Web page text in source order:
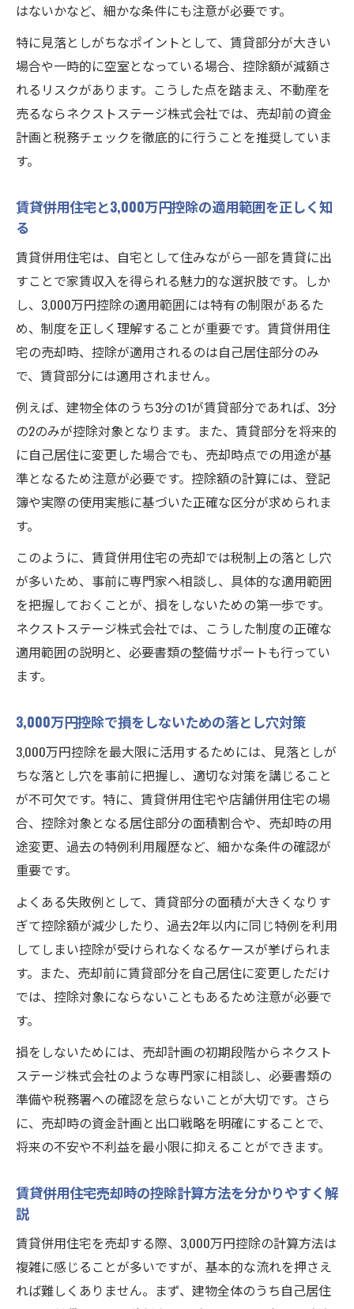
はないかなど、細かな条件にも注意が必要です。
特に見落としがちなポイントとして、賃貸部分が大きい
場合や一時的に空室となっている場合、控除額が減額さ
れるリスクがあります。こうした点を踏まえ、不動産を
売るならネクストステージ株式会社では、売却前の資金
計画と税務チェックを徹底的に行うことを推奨していま
す。
賃貸併用住宅と3,000万円控除の適用範囲を正しく知
る
賃貸併用住宅は、自宅として住みながら一部を賃貸に出
すことで家賃収入を得られる魅力的な選択肢です。しか
し、3,000万円控除の適用範囲には特有の制限があるた
め、制度を正しく理解することが重要です。賃貸併用住
宅の売却時、控除が適用されるのは自己居住部分のみ
で、賃貸部分には適用されません。
例えば、建物全体のうち3分の1が賃貸部分であれば、3分
の2のみが控除対象となります。また、賃貸部分を将来的
に自己居住に変更した場合でも、売却時点での用途が基
準となるため注意が必要です。控除額の計算には、登記
簿や実際の使用実態に基づいた正確な区分が求められま
す。
このように、賃貸併用住宅の売却では税制上の落とし穴
が多いため、事前に専門家へ相談し、具体的な適用範囲
を把握しておくことが、損をしないための第一歩です。
ネクストステージ株式会社では、こうした制度の正確な
適用範囲の説明と、必要書類の整備サポートも行ってい
ます。
3,000万円控除で損をしないための落とし穴対策
3,000万円控除を最大限に活用するためには、見落としが
ちな落とし穴を事前に把握し、適切な対策を講じること
が不可欠です。特に、賃貸併用住宅や店舗併用住宅の場
合、控除対象となる居住部分の面積割合や、売却時の用
途変更、過去の特例利用履歴など、細かな条件の確認が
重要です。
よくある失敗例として、賃貸部分の面積が大きくなりす
ぎて控除額が減少したり、過去2年以内に同じ特例を利用
してしまい控除が受けられなくなるケースが挙げられま
す。また、売却前に賃貸部分を自己居住に変更しただけ
では、控除対象にならないこともあるため注意が必要で
す。
損をしないためには、売却計画の初期段階からネクスト
ステージ株式会社のような専門家に相談し、必要書類の
準備や税務署への確認を怠らないことが大切です。さら
に、売却時の資金計画と出口戦略を明確にすることで、
将来の不安や不利益を最小限に抑えることができます。
賃貸併用住宅売却時の控除計算方法を分かりやすく解
説
賃貸併用住宅を売却する際、3,000万円控除の計算方法は
複雑に感じることが多いですが、基本的な流れを押さえ
れば難しくありません。まず、建物全体のうち自己居住